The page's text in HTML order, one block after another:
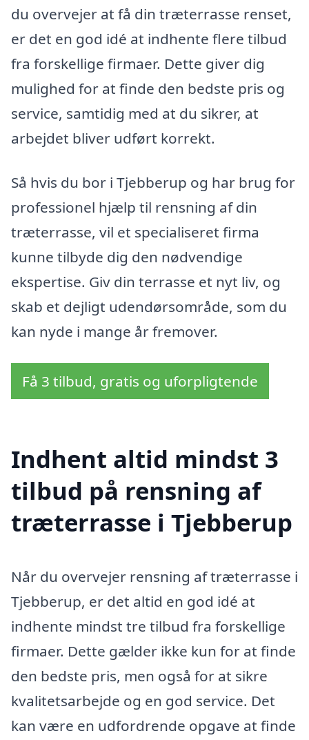
du overvejer at få din træterrasse renset,
er det en god idé at indhente flere tilbud
fra forskellige firmaer. Dette giver dig
mulighed for at finde den bedste pris og
service, samtidig med at du sikrer, at
arbejdet bliver udført korrekt.
Så hvis du bor i Tjebberup og har brug for
professionel hjælp til rensning af din
træterrasse, vil et specialiseret firma
kunne tilbyde dig den nødvendige
ekspertise. Giv din terrasse et nyt liv, og
skab et dejligt udendørsområde, som du
kan nyde i mange år fremover.
Få 3 tilbud, gratis og uforpligtende
Indhent altid mindst 3
tilbud på rensning af
træterrasse i Tjebberup
Når du overvejer rensning af træterrasse i
Tjebberup, er det altid en god idé at
indhente mindst tre tilbud fra forskellige
firmaer. Dette gælder ikke kun for at finde
den bedste pris, men også for at sikre
kvalitetsarbejde og en god service. Det
kan være en udfordrende opgave at finde